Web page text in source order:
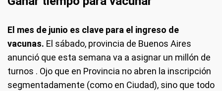
El mes de junio es clave para el ingreso de
vacunas. El sábado, provincia de Buenos Aires
anunció que esta semana va a asignar un millón de
turnos . Ojo que en Provincia no abren la inscripción
segmentadamente (como en Ciudad), sino que todo